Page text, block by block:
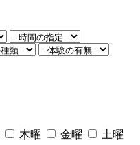
木曜 金曜 土曜